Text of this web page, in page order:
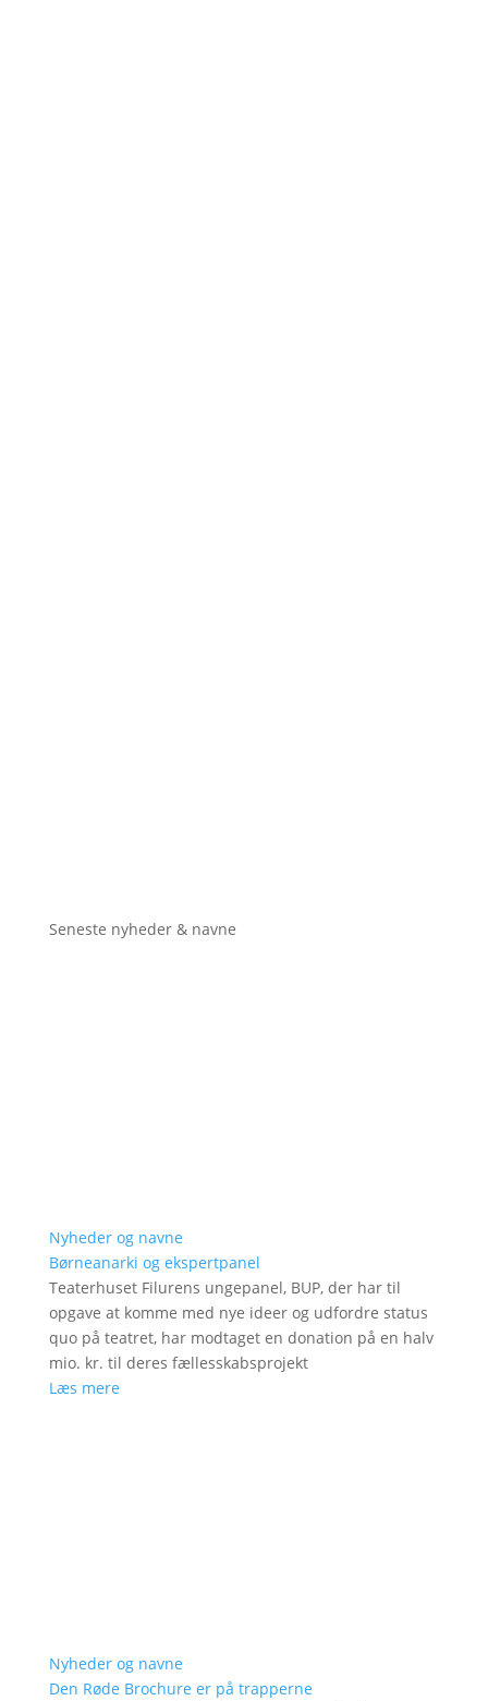
Seneste nyheder & navne
Nyheder og navne
Børneanarki og ekspertpanel
Teaterhuset Filurens ungepanel, BUP, der har til
opgave at komme med nye ideer og udfordre status
quo på teatret, har modtaget en donation på en halv
mio. kr. til deres fællesskabsprojekt
Læs mere
Nyheder og navne
Den Røde Brochure er på trapperne